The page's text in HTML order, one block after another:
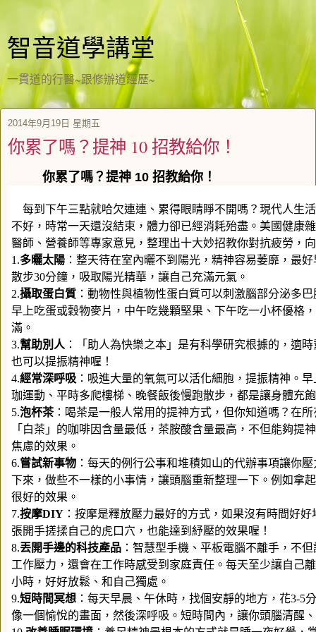
智音道學講堂
一貫道的行醫~跟修辦道經歷~
2014年9月19日 星期五
你累了嗎？提神 10 招教給你！
你累了嗎？提神 10 招教給你！
每到下午三點就哈欠連連、累得眼睛睜不開嗎？現代人生
不好，時常一天還沒結束，體力卻已經消耗殆盡。美國健康
醫師、營養師等專家意見，整理出十大妙招教你對抗疲勞，
1.多曬太陽 ：整天待在室內曬不到陽光，精神容易萎靡，最
散步30分鐘，吸取陽光精華，讓自己充滿元氣。
2.攝取蛋白質 ：動物性與植物性蛋白質可以刺激腦部分泌多
早上吃蛋或穀物麥片，中午吃幾顆堅果、下午吃一小杯優格
滿。
3.幫助別人 ：「助人為快樂之本」是有科學研究根據的，適
也可以提振精神喔！
4.經常深呼吸 ：吸進大量的氧氣可以活化細胞，提振精神。
珈運動、平時多爬樓梯、晚餐飯後慢跑散步，都是讓身體充
5.泡杯茶：喝茶是一般人常用的提神方式，但你知道嗎？在
「白茶」的咖啡因含量最低，茶胺酸含量最高，不但能夠提
焦慮的效果。
6.嘗試新事物 ：每天的例行公事和堆積如山的代辦事項讓你
下來，做些不一樣的小事情，讓頭腦重新整理一下。例如拿
很好的效果。
7.按摩DIY ：按摩是釋放壓力最好的方式，如果沒有時間好
張開手搓揉自己的虎口穴，也能達到紓壓的效果喔！
8.丟開手邊的科技產品 ：智慧型手機、平板電腦不離手，不
工作壓力，還會在工作時感受到家庭責任。每天至少讓自己
小時，好好放鬆、和自己獨處。
9.短時間冥想 ：每天早晨、午休時，找個安靜的地方，花3-5
像一個愉悅的畫面，然後深呼吸。短時間內，讓你頭腦清醒